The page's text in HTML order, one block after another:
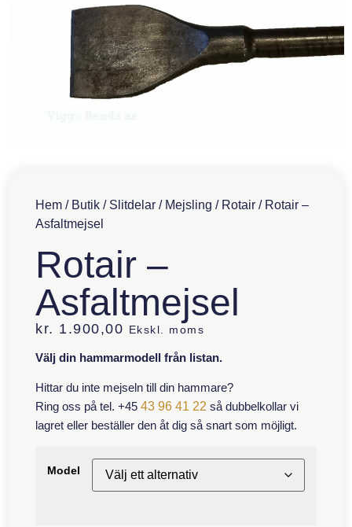
Hem / Butik / Slitdelar / Mejsling / Rotair / Rotair –
Asfaltmejsel
Rotair –
Asfaltmejsel
kr. 1.900,00 Ekskl. moms
Välj din hammarmodell från listan.
Hittar du inte mejseln till din hammare?
Ring oss på tel. +45 43 96 41 22 så dubbelkollar vi
lagret eller beställer den åt dig så snart som möjligt.
Model